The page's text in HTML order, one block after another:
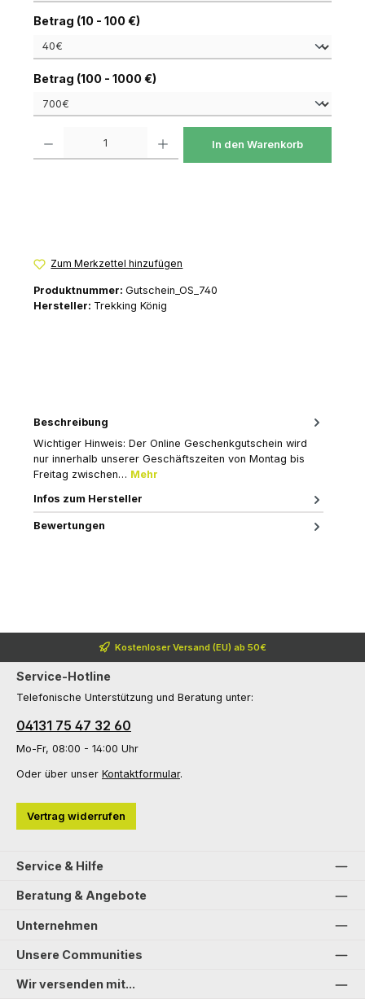
Betrag (10 - 100 €)auswählen
Betrag (100 - 1000 €)auswählen
In den Warenkorb
Zum Merkzettel hinzufügen
Produktnummer: Gutschein_OS_740
Hersteller: Trekking König
Beschreibung
Wichtiger Hinweis: Der Online Geschenkgutschein wird
nur innerhalb unserer Geschäftszeiten von Montag bis
Freitag zwischen… Mehr
Infos zum Hersteller
Bewertungen
Kostenloser Versand (EU) ab 50€
Service-Hotline
Telefonische Unterstützung und Beratung unter:
04131 75 47 32 60
Mo-Fr, 08:00 - 14:00 Uhr
Oder über unser Kontaktformular.
Vertrag widerrufen
Service & Hilfe
Beratung & Angebote
Unternehmen
Unsere Communities
Wir versenden mit...